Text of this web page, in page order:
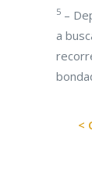
5 –
a
<